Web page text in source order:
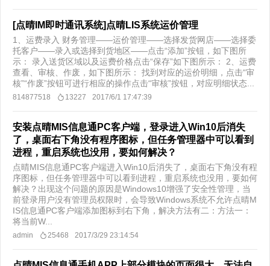
[点晴IM即时通讯系统]点晴LIS系统运价管理
1、运费录入 财务管理——运价管理——选择发货网店——选择委
托客户——录入或选择到货地区——点击“添加”按钮，如下图所
示： 录入送货区域以及运费价格点击“保存”如下图所示： 2、运费
查看、审核、作废，如下图所示： 找到对应的运价明细，点击“审
核”“作废”按钮可进行相应的操作点击“审核”按钮，对应明细状态...
814877518 13227 2017/6/1 17:47:39
安装点晴MIS信息通PC客户端，登录进入Win10后消失
了，桌面右下角没有程序图标，但任务管理器中可以看到
进程，重启系统也没用，要如何解决？
点晴MIS信息通PC客户端进入Win10后消失了，桌面右下角没有程
序图标，但任务管理器中可以看到进程，重启系统也没用，要如何
解决？出现这个问题的原因是Windows10增强了安全性管理，当
前登录用户没有管理员权限时，会导致Windows系统不允许点晴M
IS信息通PC客户端添加图标到右下角，解决方法有二：方法一：
将当前W...
admin 25468 2017/3/29 23:14:54